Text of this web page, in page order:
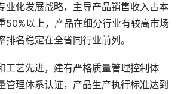
业化发展战略，主导产品销售收入占本
50%以上，产品在细分行业有较高市场
排名稳定在全省同行业前列。
工艺先进，建有严格质量管理控制体
管理体系认证，产品生产执行标准达到